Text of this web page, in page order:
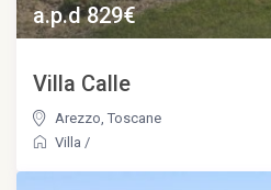
a.p.d 829€
Villa Calle
Arezzo ,Toscane
Villa /